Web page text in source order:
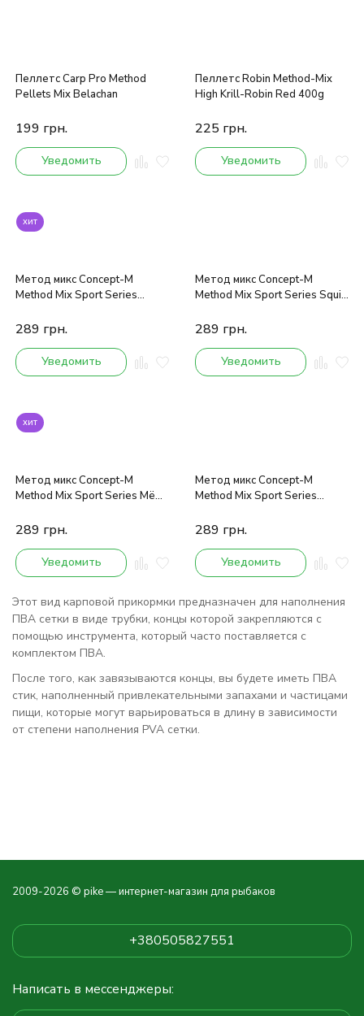
Пеллетс Carp Pro Method
Pellets Mix Belachan
199 грн.
Уведомить
Пеллетс Robin Method-Mix
High Krill-Robin Red 400g
225 грн.
Уведомить
хит
Метод микс Concept-M
Method Mix Sport Series
289 грн.
Уведомить
Метод микс Concept-M
Method Mix Sport Series Squid
289 грн.
Уведомить
хит
Метод микс Concept-M
Method Mix Sport Series Мёд-
289 грн.
Уведомить
Метод микс Concept-M
Method Mix Sport Series
289 грн.
Уведомить
Этот вид карповой прикормки предназначен для наполнения
ПВА сетки в виде трубки, концы которой закрепляются с
помощью инструмента, который часто поставляется с
комплектом ПВА.
После того, как завязываются концы, вы будете иметь ПВА
стик, наполненный привлекательными запахами и частицами
пищи, которые могут варьироваться в длину в зависимости
от степени наполнения PVA сетки.
2009-2026 © pike — интернет-магазин для рыбаков
+380505827551
Написать в мессенджеры: